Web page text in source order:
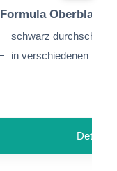
Formula Oberblatt
schwarz
in verschiedenen
Details